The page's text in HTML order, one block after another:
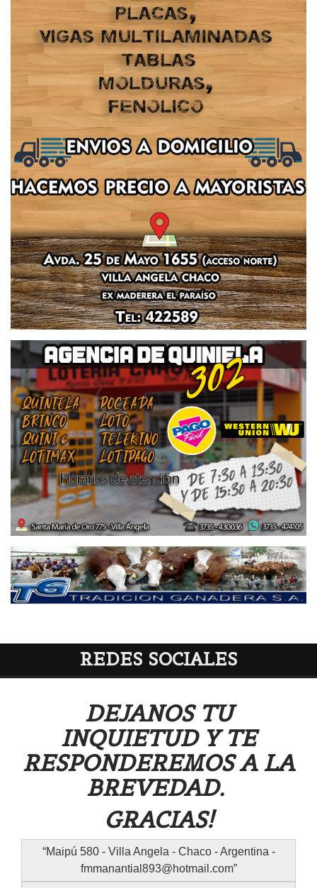
REDES SOCIALES
DEJANOS TU
INQUIETUD Y TE
RESPONDEREMOS A LA
BREVEDAD.
GRACIAS!
Maipú 580 - Villa Angela - Chaco - Argentina -
fmmanantial893@hotmail.com